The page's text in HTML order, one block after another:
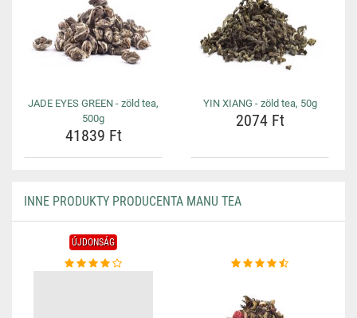
JADE EYES GREEN - zöld tea,
500g
41839 Ft
YIN XIANG - zöld tea, 50g
2074 Ft
INNE PRODUKTY PRODUCENTA MANU TEA
ÚJDONSÁG